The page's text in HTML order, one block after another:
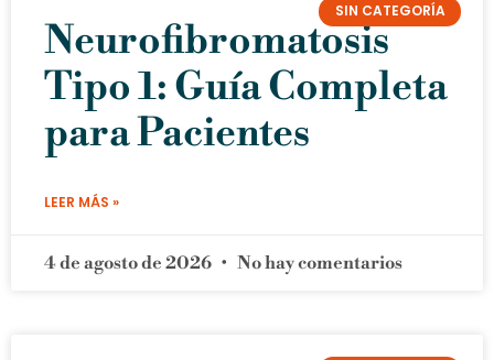
SIN CATEGORÍA
Neurofibromatosis
Tipo 1: Guía Completa
para Pacientes
LEER MÁS »
4 de agosto de 2026 No hay comentarios